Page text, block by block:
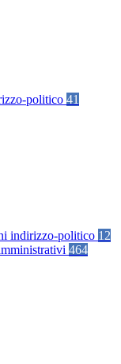
politico 41
indirizzo-politico 12
464